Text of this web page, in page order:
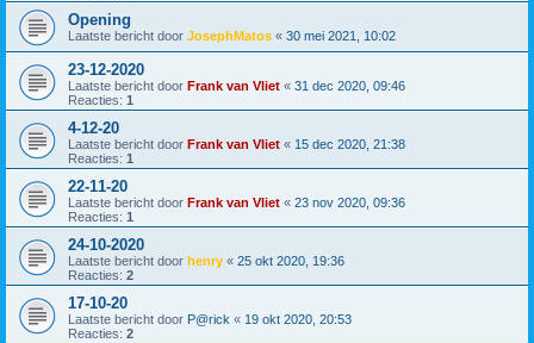
Opening
Laatste bericht door JosephMatos « 30 mei 2021, 10:02
23-12-2020
Laatste bericht door Frank van Vliet « 31 dec 2020, 09:46
Reacties: 1
4-12-20
Laatste bericht door Frank van Vliet « 15 dec 2020, 21:38
Reacties: 1
22-11-20
Laatste bericht door Frank van Vliet « 23 nov 2020, 09:36
Reacties: 1
24-10-2020
Laatste bericht door henry « 25 okt 2020, 19:36
Reacties: 2
17-10-20
Laatste bericht door P@rick « 19 okt 2020, 20:53
Reacties: 2